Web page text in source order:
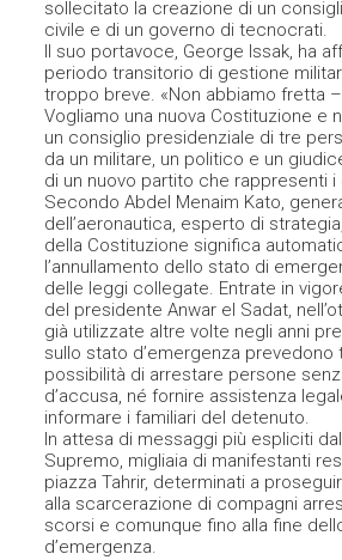
sollecitato la creazione di un
civile e di un governo di tecnocrati.
Il suo portavoce, George Issak, ha
periodo transitorio di gestione
troppo breve. «Non abbiamo fretta
Vogliamo una nuova Costituzione e
un consiglio presidenziale di tre
da un militare, un politico e un
di un nuovo partito che rappresenti i
Secondo Abdel Menaim Kato,
dell’aeronautica, esperto di
della Costituzione significa
l’annullamento dello stato di
delle leggi collegate. Entrate in
del presidente Anwar el Sadat,
già utilizzate altre volte negli anni
sullo stato d’emergenza prevedono
possibilità di arrestare persone
d’accusa, né fornire assistenza
informare i familiari del detenuto.
In attesa di messaggi più espliciti
Supremo, migliaia di manifestanti
piazza Tahrir, determinati a
alla scarcerazione di compagni
scorsi e comunque fino alla fine
d’emergenza.